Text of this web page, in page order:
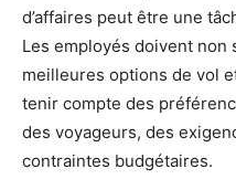
d’affaires peut être une
Les employés doivent
meilleures options de vol
tenir compte des
des voyageurs, des
contraintes budgétaires.